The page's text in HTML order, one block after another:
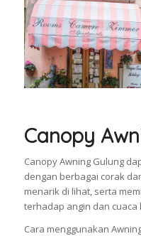
Canopy
Canopy Awning Gulung
dengan berbagai corak
menarik di lihat, serta
terhadap angin dan cuaca
Cara menggunakan